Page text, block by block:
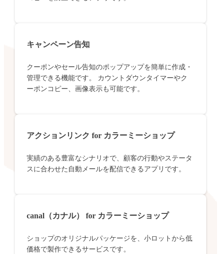
キャンペーン告知
クーポンやセール告知のポップアップを簡単に作成・
管理できる機能です。 カウントダウンタイマーやク
ーポンコピー、画像表示も可能です。
アクションリンク for カラーミーショップ
実績のある豊富なシナリオで、顧客の行動やステータ
スに合わせた自動メールを配信できるアプリです。
canal（カナル） for カラーミーショップ
ショップのオリジナルパッケージを、小ロットから低
価格で製作できるサービスです。